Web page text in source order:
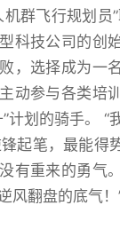
机群飞行规划员
科技公司的创
，选择成为一
动参与各类培
计划的骑手。 “
起笔，最能得
有重来的勇气
风翻盘的底气！